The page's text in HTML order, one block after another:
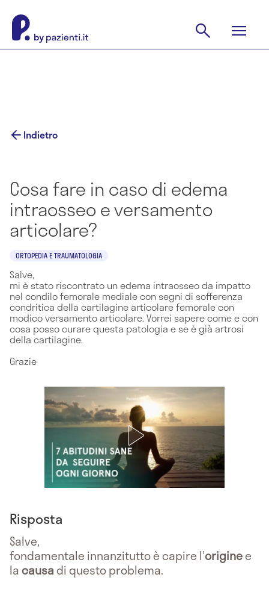
Indietro
Cosa fare in caso di edema
intraosseo e versamento
articolare?
ORTOPEDIA E TRAUMATOLOGIA
Salve,
mi è stato riscontrato un edema intraosseo da impatto
nel condilo femorale mediale con segni di sofferenza
condritica della cartilagine articolare femorale con
modico versamento articolare. Vorrei sapere come e con
cosa posso curare questa patologia e se è già artrosi
della cartilagine.
Grazie
Risposta
Salve,
fondamentale innanzitutto è capire l'originee
lacausadi questo problema.